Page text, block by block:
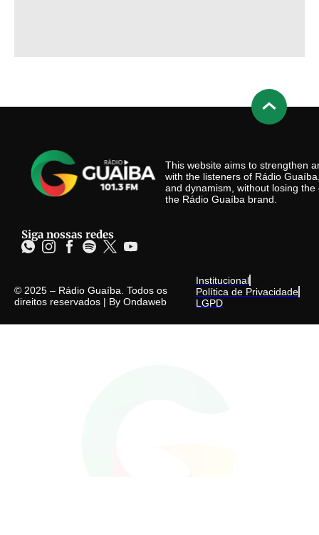
This website aims to strengthen
with the listeners of Rádio
and dynamism, without losing
the Rádio Guaíba brand.
Siga nossas redes
© 2025 – Rádio Guaíba. Todos os
direitos reservados | By Ondaweb
Institucional
Política de Privacidade
LGPD